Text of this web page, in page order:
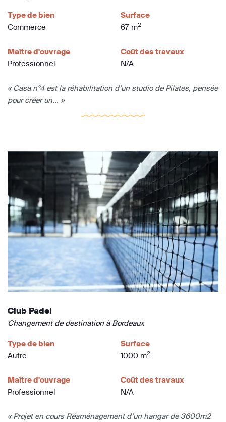
Type de bien
Commerce
Surface
67 m2
Maître d'ouvrage
Professionnel
Coût des travaux
N/A
« Casa n°4 est la réhabilitation d’un studio de Pilates, pensée
pour créer un... »
Club Padel
Changement de destination à Bordeaux
Type de bien
Autre
Surface
1000 m2
Maître d'ouvrage
Professionnel
Coût des travaux
N/A
« Projet en cours Réaménagement d’un hangar de 3600m2